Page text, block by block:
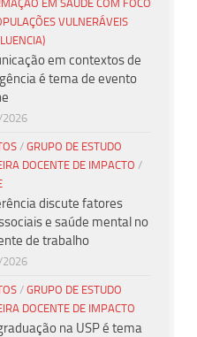
EM SAÚDE COM FOCO
VULNERÁVEIS
em contextos de
é tema de evento
/ GRUPO DE ESTUDO
DOCENTE DE IMPACTO /
discute fatores
e saúde mental no
de trabalho
/ GRUPO DE ESTUDO
DOCENTE DE IMPACTO
na USP é tema